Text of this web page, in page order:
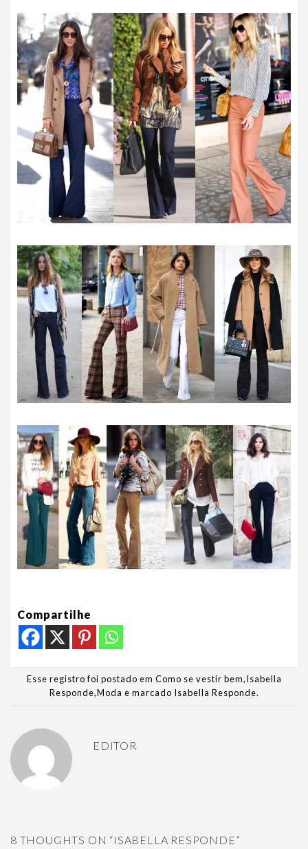
Compartilhe
Esse registro foi postado em Como se vestir bem,Isabella
Responde,Moda e marcado Isabella Responde.
EDITOR
8 THOUGHTS ON “ISABELLA RESPONDE”